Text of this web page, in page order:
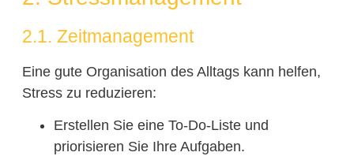
2.1. Zeitmanagement
Eine gute Organisation des Alltags kann helfen,
Stress zu reduzieren:
Erstellen Sie eine To-Do-Liste und
priorisieren Sie Ihre Aufgaben.